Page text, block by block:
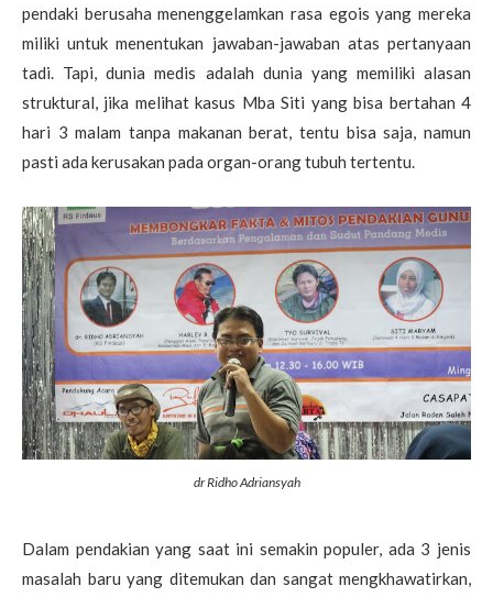
pendaki berusaha menenggelamkan rasa egois yang mereka
miliki untuk menentukan jawaban-jawaban atas pertanyaan
tadi. Tapi, dunia medis adalah dunia yang memiliki alasan
struktural, jika melihat kasus Mba Siti yang bisa bertahan 4
hari 3 malam tanpa makanan berat, tentu bisa saja, namun
pasti ada kerusakan pada organ-orang tubuh tertentu.
dr Ridho Adriansyah
Dalam pendakian yang saat ini semakin populer, ada 3 jenis
masalah baru yang ditemukan dan sangat mengkhawatirkan,